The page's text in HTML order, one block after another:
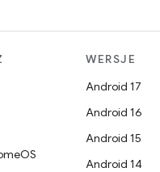
WERSJE
Android 17
Android 16
Android 15
Android 14